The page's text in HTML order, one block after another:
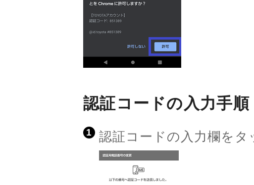
認証コードの入力手順
1 認証コードの入力欄をタ